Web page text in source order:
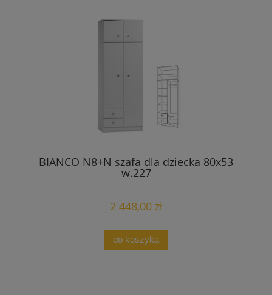
BIANCO N8+N szafa dla dziecka 80x53
w.227
2 448,00 zł
do koszyka